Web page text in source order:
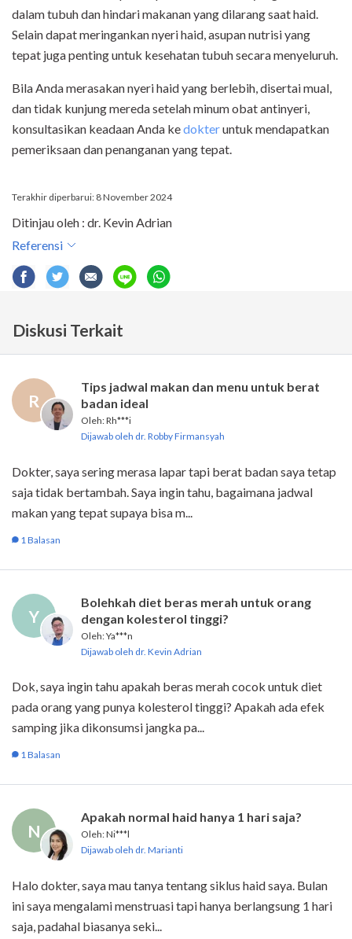
dalam tubuh dan hindari makanan yang dilarang saat haid.
Selain dapat meringankan nyeri haid, asupan nutrisi yang
tepat juga penting untuk kesehatan tubuh secara menyeluruh.
Bila Anda merasakan nyeri haid yang berlebih, disertai mual,
dan tidak kunjung mereda setelah minum obat antinyeri,
konsultasikan keadaan Anda kedokteruntuk mendapatkan
pemeriksaan dan penanganan yang tepat.
Terakhir diperbarui: 8 November 2024